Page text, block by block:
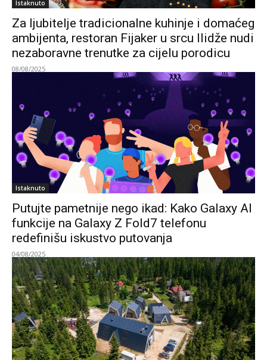
Istaknuto
Za ljubitelje tradicionalne kuhinje i domaćeg
ambijenta, restoran Fijaker u srcu Ilidže nudi
nezaboravne trenutke za cijelu porodicu
08/08/2025
Istaknuto
Putujte pametnije nego ikad: Kako Galaxy AI
funkcije na Galaxy Z Fold7 telefonu
redefinišu iskustvo putovanja
04/08/2025